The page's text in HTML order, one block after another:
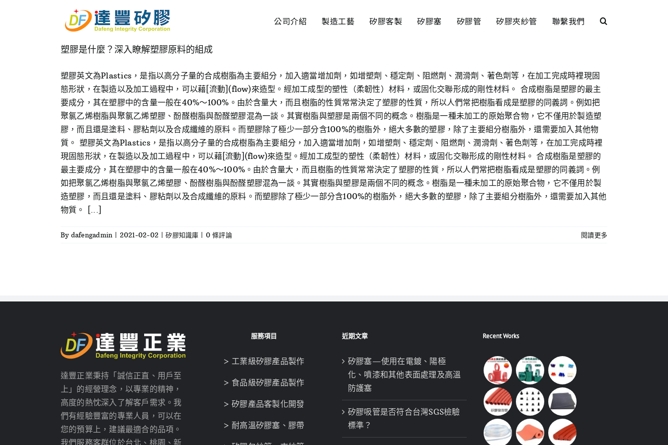
公司介紹 製造工藝 矽膠客製 矽膠塞 矽膠管 矽膠夾紗管 聯繫我們
塑膠是什麼？深入瞭解塑膠原料的組成
塑膠英文為Plastics，是指以高分子量的合成樹脂為主要組分，加入適當增加劑，如增塑劑、穩定劑、阻燃劑、潤滑劑、著色劑等，在加工完成時裡現固
態形狀，在製造以及加工過程中，可以藉[流動](flow)來造型。經加工成型的塑性（柔韌性）材料，或固化交聯形成的剛性材料。 合成樹脂是塑膠的最主
要成分，其在塑膠中的含量一般在40%～100%。由於含量大，而且樹脂的性質常常決定了塑膠的性質，所以人們常把樹脂看成是塑膠的同義詞。例如把
聚氯乙烯樹脂與聚氯乙烯塑膠、酚醛樹脂與酚醛塑膠混為一談。其實樹脂與塑膠是兩個不同的概念。樹脂是一種未加工的原始聚合物，它不僅用於製造塑
膠，而且還是塗料、膠粘劑以及合成纖維的原料。而塑膠除了極少一部分含100%的樹脂外，絕大多數的塑膠，除了主要組分樹脂外，還需要加入其他物
質。 塑膠英文為Plastics，是指以高分子量的合成樹脂為主要組分，加入適當增加劑，如增塑劑、穩定劑、阻燃劑、潤滑劑、著色劑等，在加工完成時裡
現固態形狀，在製造以及加工過程中，可以藉[流動](flow)來造型。經加工成型的塑性（柔韌性）材料，或固化交聯形成的剛性材料。 合成樹脂是塑膠的
最主要成分，其在塑膠中的含量一般在40%～100%。由於含量大，而且樹脂的性質常常決定了塑膠的性質，所以人們常把樹脂看成是塑膠的同義詞。例
如把聚氯乙烯樹脂與聚氯乙烯塑膠、酚醛樹脂與酚醛塑膠混為一談。其實樹脂與塑膠是兩個不同的概念。樹脂是一種未加工的原始聚合物，它不僅用於製
造塑膠，而且還是塗料、膠粘劑以及合成纖維的原料。而塑膠除了極少一部分含100%的樹脂外，絕大多數的塑膠，除了主要組分樹脂外，還需要加入其他
物質。 [...]
By dafengadmin 2021-02-02 矽膠知識庫 0 條評論 閱讀更多
達豐正業秉持「誠信正直、用戶至
上」的經營理念，以專業的精神，
高度的熱忱深入了解客戶需求。我
們有經驗豐富的專業人員，可以在
您的預算上，建議最適合的品項。
我們服務客群位於台北、桃園、新
服務項目
> 工業級矽膠產品製作
> 食品級矽膠產品製作
> 矽膠產品客製化開發
> 耐高溫矽膠塞、膠帶
近期文章
矽膠塞—使用在電鍍、陽極
化、噴漆和其他表面處理及高溫
防護塞
矽膠吸管是否符合台灣SGS檢驗
標準？
Recent Works